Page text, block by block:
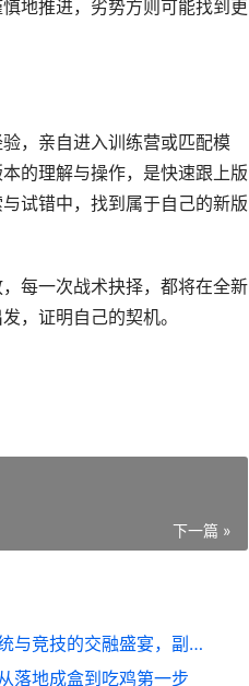
地推进，劣势方则可能找到更
，亲自进入训练营或匹配模
的理解与操作，是快速跟上版
试错中，找到属于自己的新版
每一次战术抉择，都将在全新
，证明自己的契机。
下一篇 »
王者荣耀端午皮肤，传统与竞技的交融盛宴，副标题，粽香里的峡谷战场
落地成盒到吃鸡第一步